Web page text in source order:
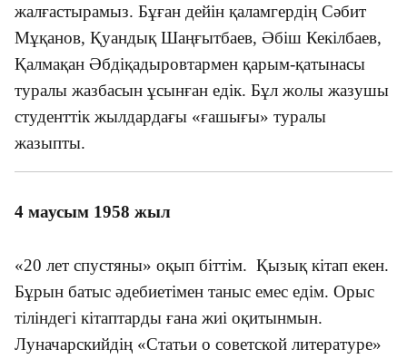
жалғастырамыз. Бұған дейін қаламгердің Сәбит
Мұқанов, Қуандық Шаңғытбаев, Әбіш Кекілбаев,
Қалмақан Әбдіқадыровтармен қарым-қатынасы
туралы жазбасын ұсынған едік. Бұл жолы жазушы
студенттік жылдардағы «ғашығы» туралы
жазыпты.
4 маусым 1958 жыл
«20 лет спустяны» оқып біттім. Қызық кітап екен.
Бұрын батыс әдебиетімен таныс емес едім. Орыс
тіліндегі кітаптарды ғана жиі оқитынмын.
Луначарскийдің «Статьи о советской литературе»